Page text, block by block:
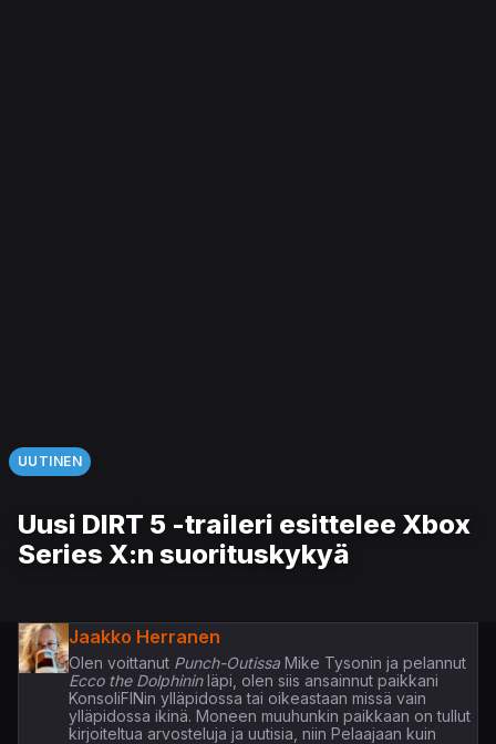
UUTINEN
Uusi DIRT 5 -traileri esittelee Xbox
Series X:n suorituskykyä
Jaakko Herranen
Olen voittanutPunch-OutissaMike Tysonin ja pelannut
Ecco the Dolphininläpi, olen siis ansainnut paikkani
KonsoliFINin ylläpidossa tai oikeastaan missä vain
ylläpidossa ikinä. Moneen muuhunkin paikkaan on tullut
kirjoiteltua arvosteluja ja uutisia, niin Pelaajaan kuin